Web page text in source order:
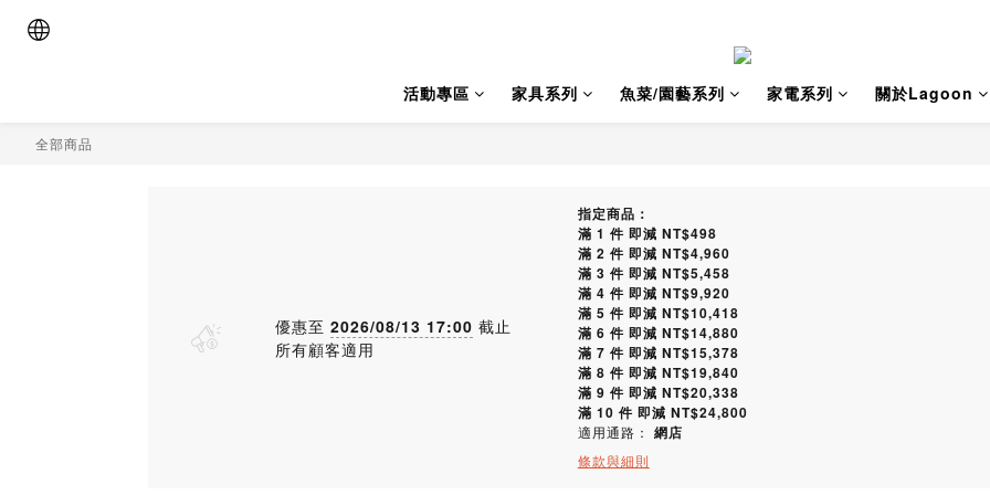
活動專區 家具系列 魚菜/園藝系列 家電系列 關於Lagoon
全部商品
優惠至 2026/08/13 17:00 截止
所有顧客適用
指定商品：
滿 1 件 即減 NT$498
滿 2 件 即減 NT$4,960
滿 3 件 即減 NT$5,458
滿 4 件 即減 NT$9,920
滿 5 件 即減 NT$10,418
滿 6 件 即減 NT$14,880
滿 7 件 即減 NT$15,378
滿 8 件 即減 NT$19,840
滿 9 件 即減 NT$20,338
滿 10 件 即減 NT$24,800
適用通路： 網店
條款與細則